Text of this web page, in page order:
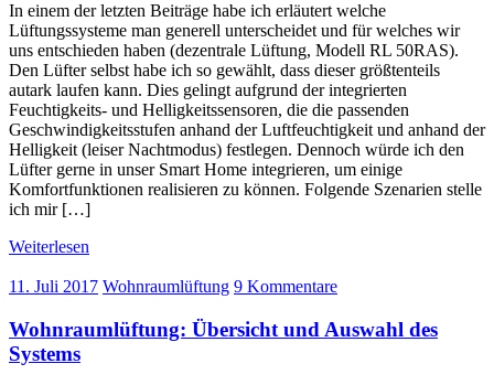
In einem der letzten Beiträge habe ich erläutert welche
Lüftungssysteme man generell unterscheidet und für welches wir
uns entschieden haben (dezentrale Lüftung, Modell RL 50RAS).
Den Lüfter selbst habe ich so gewählt, dass dieser größtenteils
autark laufen kann. Dies gelingt aufgrund der integrierten
Feuchtigkeits- und Helligkeitssensoren, die die passenden
Geschwindigkeitsstufen anhand der Luftfeuchtigkeit und anhand der
Helligkeit (leiser Nachtmodus) festlegen. Dennoch würde ich den
Lüfter gerne in unser Smart Home integrieren, um einige
Komfortfunktionen realisieren zu können. Folgende Szenarien stelle
ich mir […]
Weiterlesen
11. Juli 2017 Wohnraumlüftung 9 Kommentare
Wohnraumlüftung: Übersicht und Auswahl des
Systems